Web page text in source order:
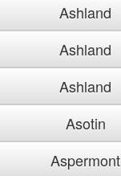
Ashland
Ashland
Ashland
Asotin
Aspermont